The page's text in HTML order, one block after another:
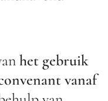
het gebruik
vanaf